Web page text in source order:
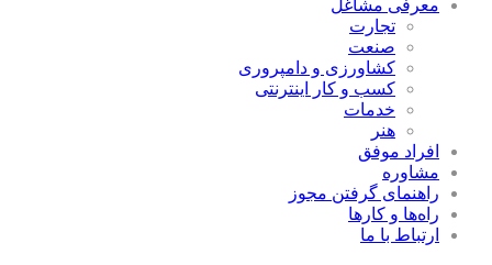
معرفی مشاغل
تجارت
صنعت
كشاورزی و دامپروری
كسب و كار اينترنتی
خدمات
هنر
افراد موفق
مشاوره
راهنمای گرفتن مجوز
راه‌ها و كارها
ارتباط با ما